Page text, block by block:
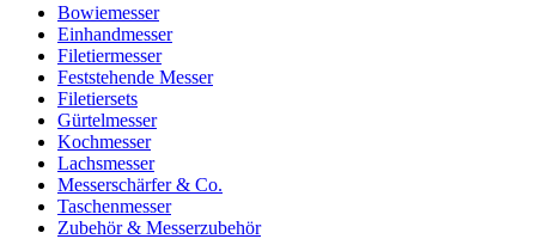
Bowiemesser
Einhandmesser
Filetiermesser
Feststehende Messer
Filetiersets
Gürtelmesser
Kochmesser
Lachsmesser
Messerschärfer & Co.
Taschenmesser
Zubehör & Messerzubehör